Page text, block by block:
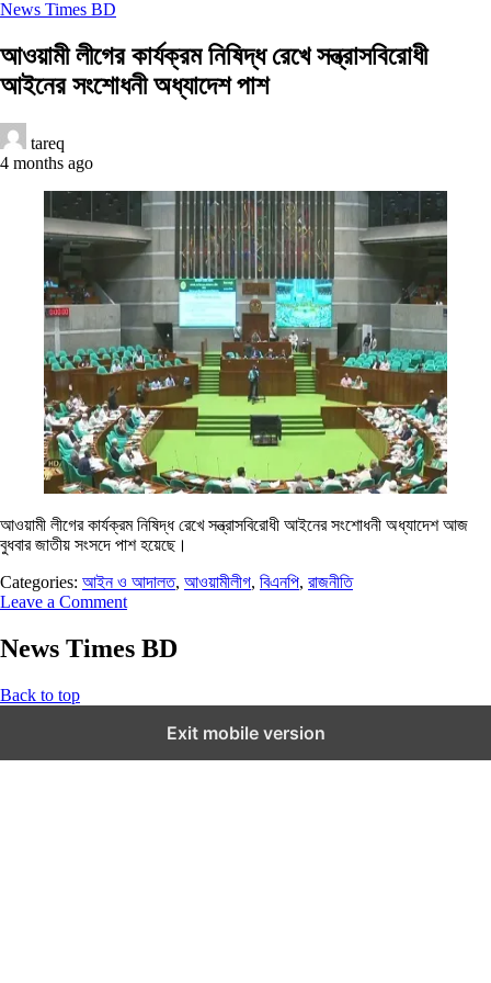
News Times BD
আওয়ামী লীগের কার্যক্রম নিষিদ্ধ রেখে সন্ত্রাসবিরোধী
আইনের সংশোধনী অধ্যাদেশ পাশ
tareq
4 months ago
আওয়ামী লীগের কার্যক্রম নিষিদ্ধ রেখে সন্ত্রাসবিরোধী আইনের সংশোধনী অধ্যাদেশ আজ
বুধবার জাতীয় সংসদে পাশ হয়েছে।
Categories: আইন ও আদালত, আওয়ামীলীগ, বিএনপি, রাজনীতি
Leave a Comment
News Times BD
Back to top
Exit mobile version